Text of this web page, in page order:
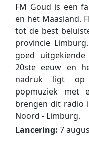
FM Goud is een
en het Maasland.
tot de best
provincie
goed
20ste eeuw en
nadruk ligt op
popmuziek met
brengen dit radio
Noord - Limburg.
Lancering: 7